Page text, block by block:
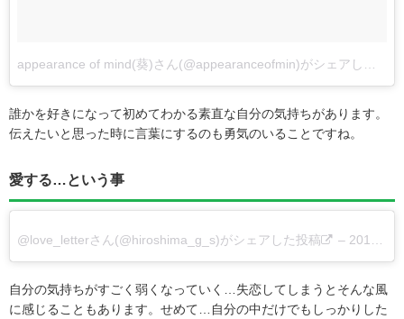
誰かを好きになって初めてわかる素直な自分の気持ちがあります。
伝えたいと思った時に言葉にするのも勇気のいることですね。
愛する…という事
@love_letterさん(@hiroshima_g_s)がシェアした投稿 – 2017 10月 20 5:55午後 PDT
自分の気持ちがすごく弱くなっていく…失恋してしまうとそんな風
に感じることもあります。せめて…自分の中だけでもしっかりした